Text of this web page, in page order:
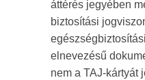
áttérés jegyében
biztosítási
elnevezésű
nem a TAJ-kártyát